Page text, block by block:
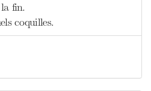
fin.
coquilles.